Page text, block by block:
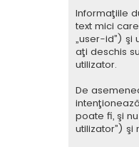
Informaţiile
text mici
„user-id”) şi
aţi deschis
utilizator.
De
poate fi, şi
utilizator”)